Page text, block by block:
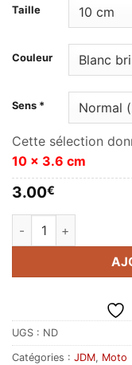
Taille
Couleur
Sens *
Cette sélection
10 x 3.6 cm
3.00€
quantité de Made in
UGS : ND
Catégories : JDM, Moto